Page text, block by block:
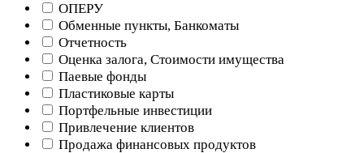
ОПЕРУ
Обменные пункты, Банкоматы
Отчетность
Оценка залога, Стоимости имущества
Паевые фонды
Пластиковые карты
Портфельные инвестиции
Привлечение клиентов
Продажа финансовых продуктов